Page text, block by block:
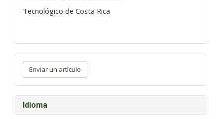
Tecnológico de Costa Rica
artículo
Enviar un artículo
Idioma